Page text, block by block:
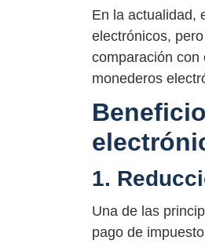
En la actualidad,
electrónicos,
comparación con
monederos
1.
Una de las
pago de